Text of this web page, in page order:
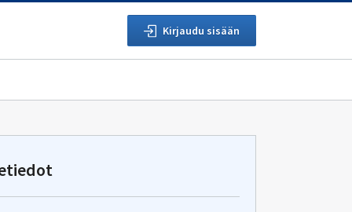
Kirjaudu sisään